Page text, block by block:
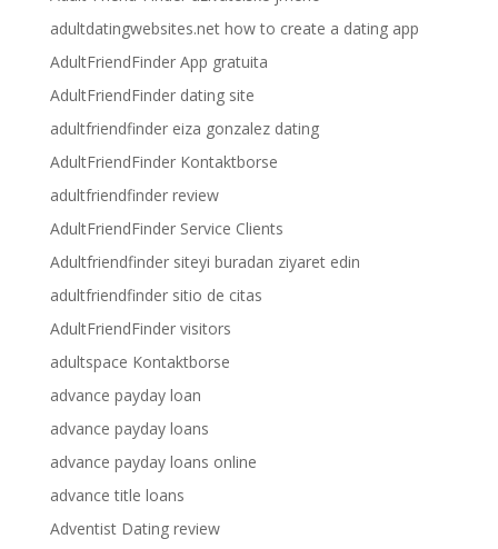
adultdatingwebsites.net how to create a dating app
AdultFriendFinder App gratuita
AdultFriendFinder dating site
adultfriendfinder eiza gonzalez dating
AdultFriendFinder Kontaktborse
adultfriendfinder review
AdultFriendFinder Service Clients
Adultfriendfinder siteyi buradan ziyaret edin
adultfriendfinder sitio de citas
AdultFriendFinder visitors
adultspace Kontaktborse
advance payday loan
advance payday loans
advance payday loans online
advance title loans
Adventist Dating review